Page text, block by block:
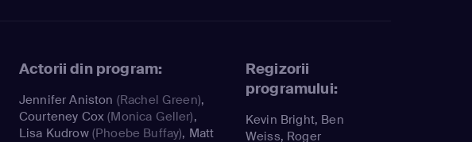
Actorii din program:
Jennifer Aniston (Rachel Green),
Courteney Cox (Monica Geller),
Lisa Kudrow(Phoebe Buffay), Matt
Regizorii
programului:
Kevin Bright, Ben
Weiss, Roger